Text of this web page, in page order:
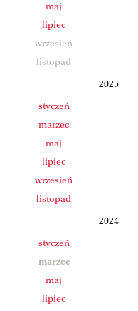
maj
lipiec
wrzesień
listopad
2025
styczeń
marzec
maj
lipiec
wrzesień
listopad
2024
styczeń
marzec
maj
lipiec